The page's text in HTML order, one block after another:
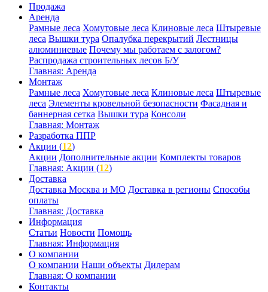
Продажа
Аренда
Рамные леса Хомутовые леса Клиновые леса Штыревые
леса Вышки тура Опалубка перекрытий Лестницы
алюминиевые Почему мы работаем с залогом?
Распродажа строительных лесов Б/У
Главная: Аренда
Монтаж
Рамные леса Хомутовые леса Клиновые леса Штыревые
леса Элементы кровельной безопасности Фасадная и
баннерная сетка Вышки тура Консоли
Главная: Монтаж
Разработка ППР
Акции (12)
Акции Дополнительные акции Комплекты товаров
Главная: Акции (12)
Доставка
Доставка Москва и МО Доставка в регионы Способы
оплаты
Главная: Доставка
Информация
Статьи Новости Помощь
Главная: Информация
О компании
О компании Наши объекты Дилерам
Главная: О компании
Контакты